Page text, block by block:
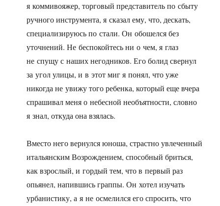
я коммивояжер, торговый представитель по сбыту
ручного инструмента, я сказал ему, что, дескать,
специализируюсь по стали. Он обошелся без
уточнений. Не беспокойтесь ни о чем, я глаз
не спущу с наших негодников. Его болид свернул
за угол улицы, и в этот миг я понял, что уже
никогда не увижу того ребенка, который еще вчера
спрашивал меня о небесной необъятности, словно
я знал, откуда она взялась.
Вместо него вернулся юноша, страстно увлеченный
итальянским Возрождением, способный бриться,
как взрослый, и гордый тем, что в первый раз
опьянел, напившись граппы. Он хотел изучать
урбанистику, а я не осмелился его спросить, что